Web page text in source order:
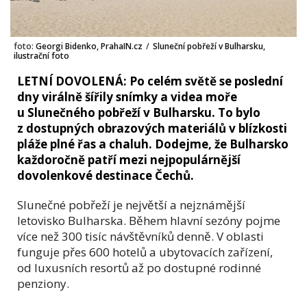
foto: Georgi Bidenko, PrahaIN.cz / Sluneční pobřeží v Bulharsku,
ilustrační foto
LETNÍ DOVOLENÁ: Po celém světě se poslední
dny virálně šířily snímky a videa moře
u Slunečného pobřeží v Bulharsku. To bylo
z dostupných obrazových materiálů v blízkosti
pláže plné řas a chaluh. Dodejme, že Bulharsko
každoročně patří mezi nejpopulárnější
dovolenkové destinace Čechů.
Slunečné pobřeží je největší a nejznámější
letovisko Bulharska. Během hlavní sezóny pojme
více než 300 tisíc návštěvníků denně. V oblasti
funguje přes 600 hotelů a ubytovacích zařízení,
od luxusních resortů až po dostupné rodinné
penziony.